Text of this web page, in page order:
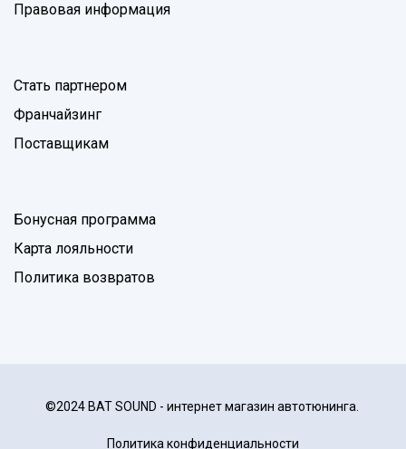
Правовая информация
Стать партнером
Франчайзинг
Поставщикам
Бонусная программа
Карта лояльности
Политика возвратов
©2024 BAT SOUND - интернет магазин автотюнинга.
Политика конфиденциальности